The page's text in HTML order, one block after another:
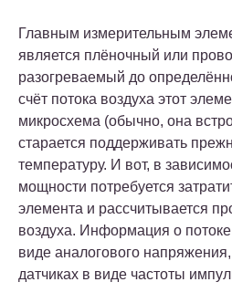
Главным измерительным
является плёночный или
разогреваемый до
счёт потока воздуха этот
микросхема (обычно, она
старается поддерживать
температуру. И вот, в
мощности потребуется
элемента и рассчитывается
воздуха. Информация о
виде аналогового
датчиках в виде частоты